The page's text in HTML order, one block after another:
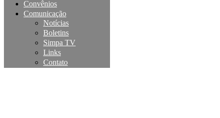
Convênios
Comunicação
Notícias
Boletins
Simpa TV
Links
Contato